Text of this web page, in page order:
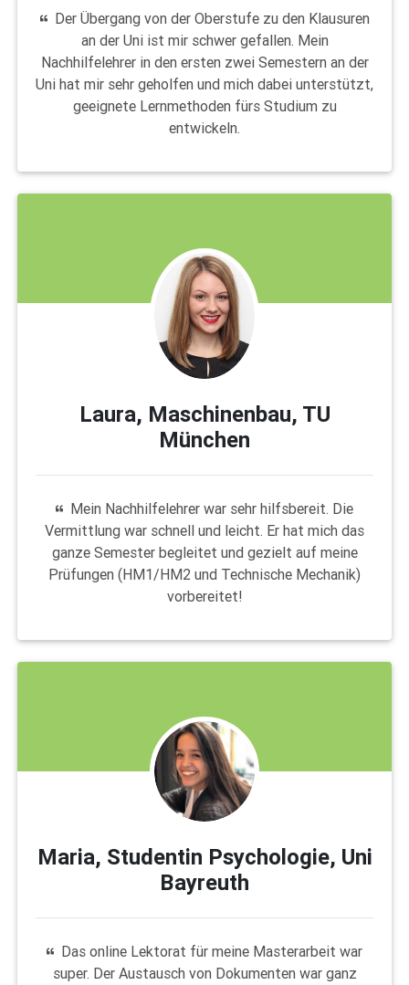
Der Übergang von der Oberstufe zu den Klausuren
an der Uni ist mir schwer gefallen. Mein
Nachhilfelehrer in den ersten zwei Semestern an der
Uni hat mir sehr geholfen und mich dabei unterstützt,
geeignete Lernmethoden fürs Studium zu
entwickeln.
Laura, Maschinenbau, TU
München
Mein Nachhilfelehrer war sehr hilfsbereit. Die
Vermittlung war schnell und leicht. Er hat mich das
ganze Semester begleitet und gezielt auf meine
Prüfungen (HM1/HM2 und Technische Mechanik)
vorbereitet!
Maria, Studentin Psychologie, Uni
Bayreuth
Das online Lektorat für meine Masterarbeit war
super. Der Austausch von Dokumenten war ganz